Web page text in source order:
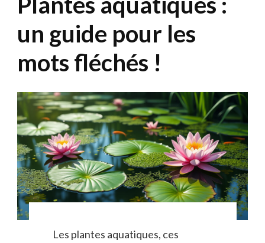
un guide pour les
mots fléchés !
Les plantes aquatiques, ces